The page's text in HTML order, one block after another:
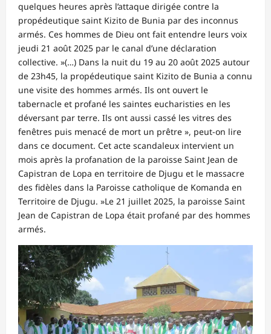
quelques heures après l’attaque dirigée contre la
propédeutique saint Kizito de Bunia par des inconnus
armés. Ces hommes de Dieu ont fait entendre leurs voix
jeudi 21 août 2025 par le canal d’une déclaration
collective. »(…) Dans la nuit du 19 au 20 août 2025 autour
de 23h45, la propédeutique saint Kizito de Bunia a connu
une visite des hommes armés. Ils ont ouvert le
tabernacle et profané les saintes eucharisties en les
déversant par terre. Ils ont aussi cassé les vitres des
fenêtres puis menacé de mort un prêtre », peut-on lire
dans ce document. Cet acte scandaleux intervient un
mois après la profanation de la paroisse Saint Jean de
Capistran de Lopa en territoire de Djugu et le massacre
des fidèles dans la Paroisse catholique de Komanda en
Territoire de Djugu. »Le 21 juillet 2025, la paroisse Saint
Jean de Capistran de Lopa était profané par des hommes
armés.